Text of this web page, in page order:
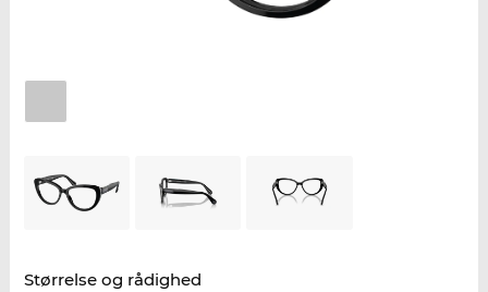
Størrelse og rådighed